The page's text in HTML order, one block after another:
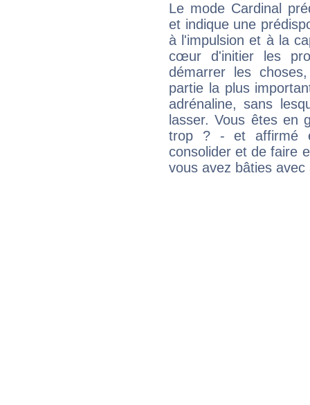
Le mode Cardinal
et indique une
à l'impulsion et à la
cœur d'initier les
démarrer les
partie la plus
adrénaline, sans
lasser. Vous êtes en
trop ? - et affirmé
consolider et de faire
vous avez bâties avec